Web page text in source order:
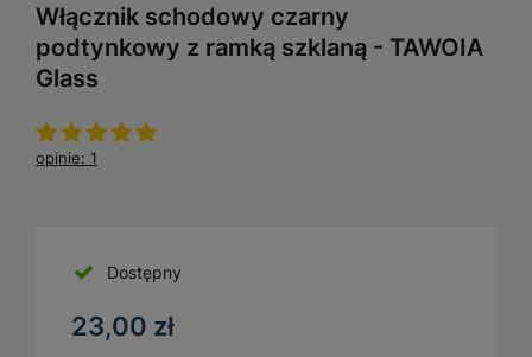
Włącznik schodowy czarny
podtynkowy z ramką szklaną - TAWOIA
Glass
opinie: 1
Dostępny
23,00 zł